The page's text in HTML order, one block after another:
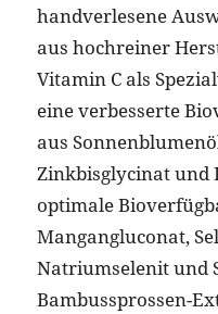
handverlesene
aus hochreiner
Vitamin C als
eine verbesserte
aus
Zinkbisglycinat
optimale
Mangangluconat,
Natriumselenit und
Bambussprossen-